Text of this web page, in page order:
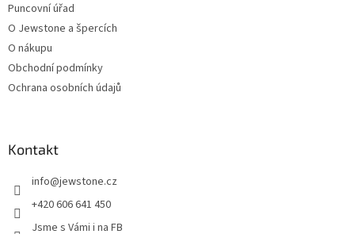
Puncovní úřad
O Jewstone a špercích
O nákupu
Obchodní podmínky
Ochrana osobních údajů
Kontakt
info@jewstone.cz
+420 606 641 450
Jsme s Vámi i na FB